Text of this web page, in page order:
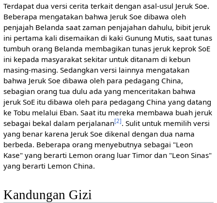
Terdapat dua versi cerita terkait dengan asal-usul Jeruk Soe.
Beberapa mengatakan bahwa Jeruk Soe dibawa oleh
penjajah Belanda saat zaman penjajahan dahulu, bibit jeruk
ini pertama kali disemaikan di kaki Gunung Mutis, saat tunas
tumbuh orang Belanda membagikan tunas jeruk keprok SoE
ini kepada masyarakat sekitar untuk ditanam di kebun
masing-masing. Sedangkan versi lainnya mengatakan
bahwa Jeruk Soe dibawa oleh para pedagang China,
sebagian orang tua dulu ada yang menceritakan bahwa
jeruk SoE itu dibawa oleh para pedagang China yang datang
ke Tobu melalui Eban. Saat itu mereka membawa buah jeruk
sebagai bekal dalam perjalanan[2]. Sulit untuk memilih versi
yang benar karena Jeruk Soe dikenal dengan dua nama
berbeda. Beberapa orang menyebutnya sebagai "Leon
Kase" yang berarti Lemon orang luar Timor dan "Leon Sinas"
yang berarti Lemon China.
Kandungan Gizi